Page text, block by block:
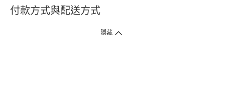
付款方式與配送方式
隱藏